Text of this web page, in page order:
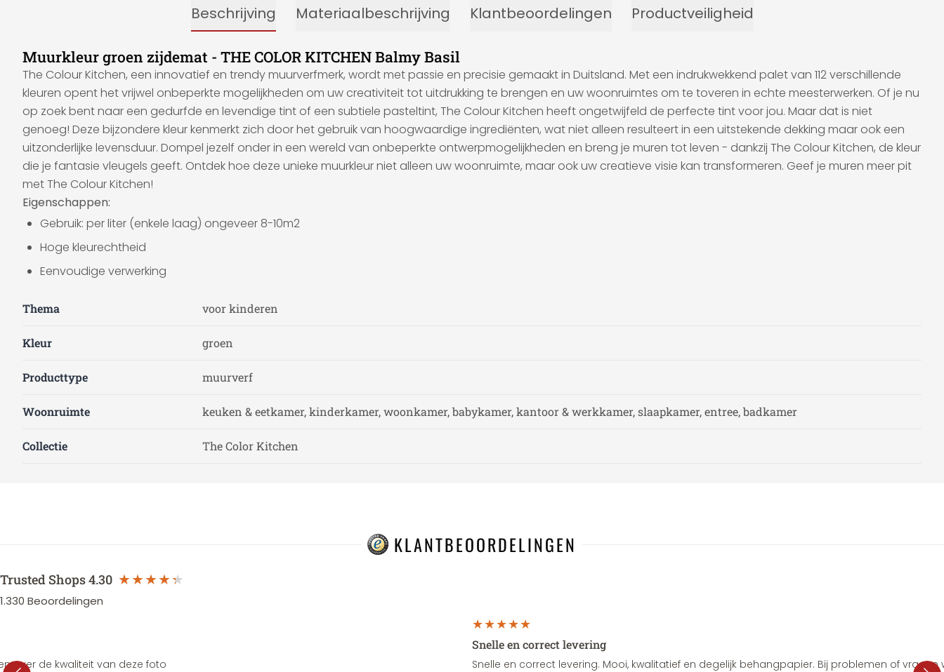
Beschrijving Materiaalbeschrijving Klantbeoordelingen Productveiligheid
Muurkleur groen zijdemat - THE COLOR KITCHEN Balmy Basil
The Colour Kitchen, een innovatief en trendy muurverfmerk, wordt met passie en precisie gemaakt in Duitsland. Met een indrukwekkend palet van 112 verschillende
kleuren opent het vrijwel onbeperkte mogelijkheden om uw creativiteit tot uitdrukking te brengen en uw woonruimtes om te toveren in echte meesterwerken. Of je nu
op zoek bent naar een gedurfde en levendige tint of een subtiele pasteltint, The Colour Kitchen heeft ongetwijfeld de perfecte tint voor jou. Maar dat is niet
genoeg! Deze bijzondere kleur kenmerkt zich door het gebruik van hoogwaardige ingrediënten, wat niet alleen resulteert in een uitstekende dekking maar ook een
uitzonderlijke levensduur. Dompel jezelf onder in een wereld van onbeperkte ontwerpmogelijkheden en breng je muren tot leven - dankzij The Colour Kitchen, de kleur
die je fantasie vleugels geeft. Ontdek hoe deze unieke muurkleur niet alleen uw woonruimte, maar ook uw creatieve visie kan transformeren. Geef je muren meer pit
met The Colour Kitchen!
Eigenschappen:
Gebruik: per liter (enkele laag) ongeveer 8-10m2
Hoge kleurechtheid
Eenvoudige verwerking
Thema voor kinderen
Kleur groen
Producttype muurverf
Woonruimte keuken & eetkamer, kinderkamer, woonkamer, babykamer, kantoor & werkkamer, slaapkamer, entree, badkamer
Collectie The Color Kitchen
KLANTBEOORDELINGEN
Trusted Shops4.30
1.330 Beoordelingen
over de kwaliteit van deze foto
Snelle en correct levering
Snelle en correct levering. Mooi, kwalitatief en degelijk behangpapier. Bij problemen of